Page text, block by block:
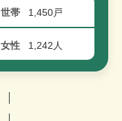
世帯 1,450戸
女性 1,242人